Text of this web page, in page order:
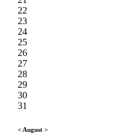
22
23
24
25
26
27
28
29
30
31
< August >